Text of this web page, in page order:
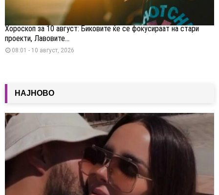
Хороскоп за 10 август: Биковите ќе се фокусираат на стари
проекти, Лавовите...
08:01 - 10 август, 2026
НАЈНОВО